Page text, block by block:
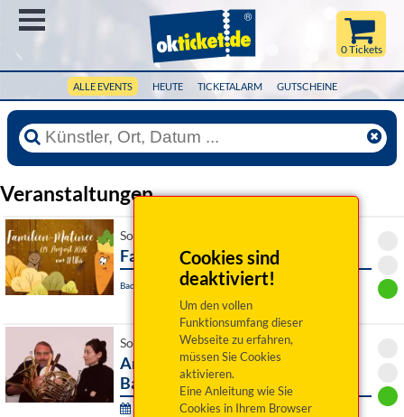
ALLE EVENTS HEUTE TICKETALARM GUTSCHEINE
0 Tickets
Cookies sind
deaktiviert!
Um den vollen
Funktionsumfang dieser
Webseite zu erfahren,
müssen Sie Cookies
aktivieren.
Eine Anleitung wie Sie
Cookies in Ihrem Browser
Veranstaltungen
So 09. August 2026 11:00 Uhr
Familienmatinee
Bad Rodach / OT Heldritt, Waldbühne
So 09. August 2026 16:00 Uhr
Andreas Martin Hofmeir, Tuba &
Barbara Schmelz, Kl
Wurzer Sommerkonzerte: